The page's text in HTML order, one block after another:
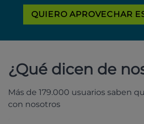
QUIERO APROVECHAR
¿Qué dicen de
Más de 179.000 usuarios saben
con nosotros